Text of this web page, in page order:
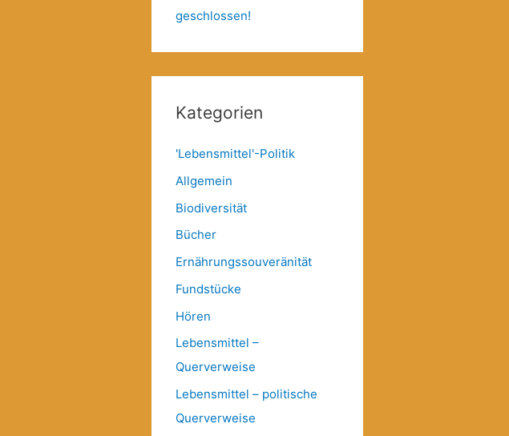
geschlossen!
Kategorien
'Lebensmittel'-Politik
Allgemein
Biodiversität
Bücher
Ernährungssouveränität
Fundstücke
Hören
Lebensmittel –
Querverweise
Lebensmittel – politische
Querverweise